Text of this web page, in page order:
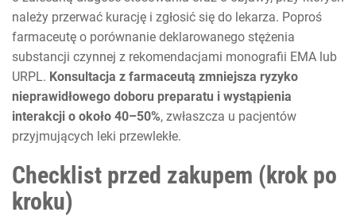
należy przerwać kurację i zgłosić się do lekarza. Poproś
farmaceutę o porównanie deklarowanego stężenia
substancji czynnej z rekomendacjami monografii EMA lub
URPL. Konsultacja z farmaceutą zmniejsza ryzyko
nieprawidłowego doboru preparatu i wystąpienia
interakcji o około 40–50%, zwłaszcza u pacjentów
przyjmujących leki przewlekłe.
Checklist przed zakupem (krok po
kroku)